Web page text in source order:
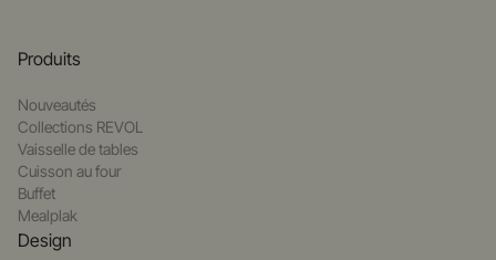
Produits
Nouveautés
Collections REVOL
Vaisselle de tables
Cuisson au four
Buffet
Mealplak
Design